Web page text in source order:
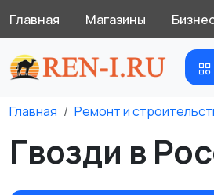
Главная Магазины
Главная Ремонт и
Гвозди в